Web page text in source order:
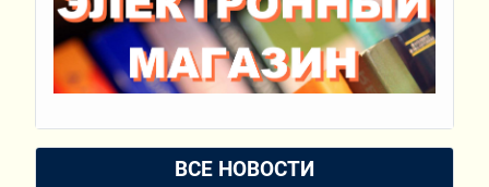
ВСЕ НОВОСТИ